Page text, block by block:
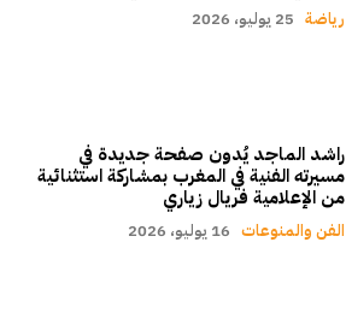
رياضة 25 يوليو، 2026
راشد الماجد يُدون صفحة جديدة في
مسيرته الفنية في المغرب بمشاركة استثنائية
من الإعلامية فريال زياري
الفن والمنوعات 16 يوليو، 2026